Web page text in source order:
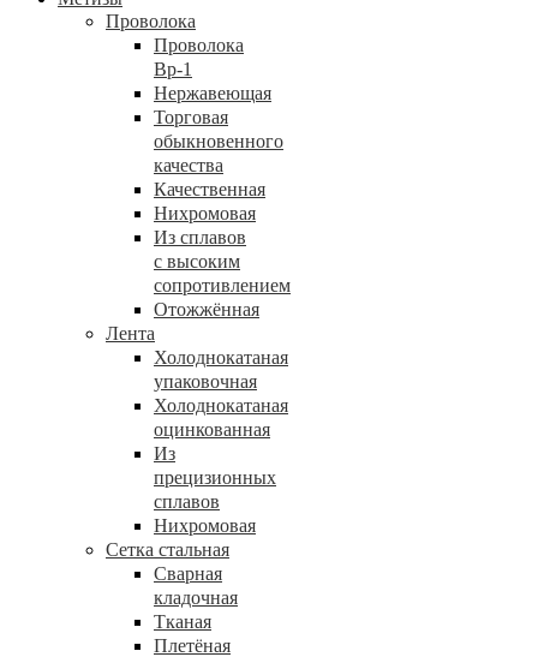
Проволока
Проволока
Вр-1
Нержавеющая
Торговая
обыкновенного
качества
Качественная
Нихромовая
Из сплавов
с высоким
сопротивлением
Отожжённая
Лента
Холоднокатаная
упаковочная
Холоднокатаная
оцинкованная
Из
прецизионных
сплавов
Нихромовая
Сетка стальная
Сварная
кладочная
Тканая
Плетёная